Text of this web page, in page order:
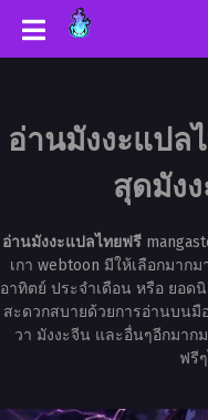
อ่านมังงะแปล
สุดมัง
อ่านมังงะแปลไทยฟรี
เกา webtoon มีให้เลือกมาก
อาทิตย์ ประจำเดือน หรือ ยอด
สะดวกสบายด้วยการอ่านบนมื
วา มังงะจีน และอื่นๆอีกมาก
ฟรี